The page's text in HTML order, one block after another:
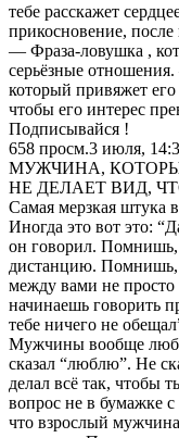
тебе расскажет
прикосновение, после
— Фраза-ловушка ,
серьёзные
который привяжет
чтобы его интерес
Подписывайся !
658 просм.3 июля,
МУЖЧИНА,
НЕ ДЕЛАЕТ ВИД,
Самая мерзкая штука
Иногда это вот это:
он говорил.
дистанцию. Помнишь,
между вами не
начинаешь говорить
тебе ничего не
Мужчины вообще
сказал “люблю”. Не
делал всё так, чтобы
вопрос не в бумажке
что взрослый